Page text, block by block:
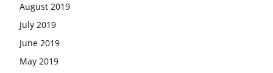
August 2019
July 2019
June 2019
May 2019